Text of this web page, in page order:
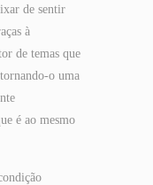
de sentir
à
de temas que
o uma
é ao mesmo